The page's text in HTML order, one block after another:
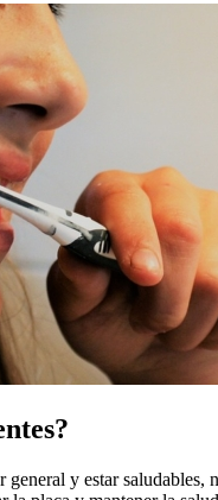
y estar